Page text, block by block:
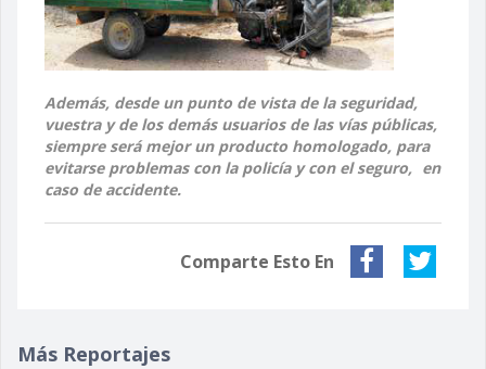
Además, desde un punto de vista de la seguridad,
vuestra y de los demás usuarios de las vías públicas,
siempre será mejor un producto homologado, para
evitarse problemas con la policía y con el seguro, en
caso de accidente.
Comparte Esto En
Más Reportajes